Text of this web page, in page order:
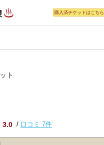
購入済チケットはこちら
ト
3.0 / 口コミ 7件